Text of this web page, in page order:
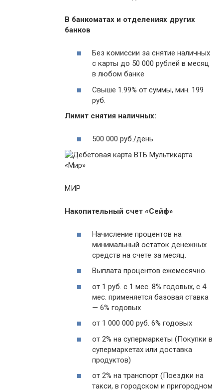
В банкоматах и отделениях других
банков
Без комиссии за снятие наличных
с карты до 50 000 рублей в месяц
в любом банке
Свыше 1.99% от суммы, мин. 199
руб.
Лимит снятия наличных:
500 000 руб./день
МИР
Накопительный счет «Сейф»
Начисление процентов на
минимальный остаток денежных
средств на счете за месяц.
Выплата процентов ежемесячно.
от 1 руб. с 1 мес. 8% годовых, с 4
мес. применяется базовая ставка
— 6% годовых
от 1 000 000 руб. 6% годовых
от 2% на супермаркеты (Покупки в
супермаркетах или доставка
продуктов)
от 2% на транспорт (Поездки на
такси, в городском и пригородном